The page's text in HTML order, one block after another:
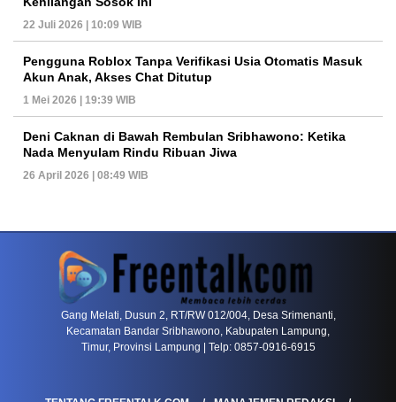
22 Juli 2026 | 10:09 WIB
Pengguna Roblox Tanpa Verifikasi Usia Otomatis Masuk
Akun Anak, Akses Chat Ditutup
1 Mei 2026 | 19:39 WIB
Deni Caknan di Bawah Rembulan Sribhawono: Ketika
Nada Menyulam Rindu Ribuan Jiwa
26 April 2026 | 08:49 WIB
PETIR800 LOGIN PETIR800 Bagaimana Kasino Online Menjadi Bagian
Gang Melati, Dusun 2, RT/RW 012/004, Desa Srimenanti,
Kecamatan Bandar Sribhawono, Kabupaten Lampung,
Timur, Provinsi Lampung | Telp: 0857-0916-6915